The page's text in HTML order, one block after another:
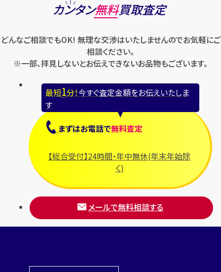
カンタン無料買取査定
どんなご相談でもOK! 無理な交渉はいたしませんのでお気軽にご
相談ください。
※一部、拝見しないとお伝えできないお品物もございます。
最短1分！今すぐ査定金額をお伝えいたしま
す
まずはお電話で無料査定
【総合受付】24時間・年中無休(年末年始除
く)
メールで無料相談する